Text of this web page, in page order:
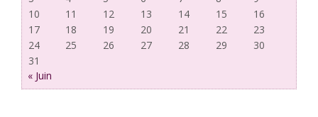
10
11 12 13 14 15
16
17
18 19 20 21 22
23
24
25 26 27 28 29
30
31
« Juin